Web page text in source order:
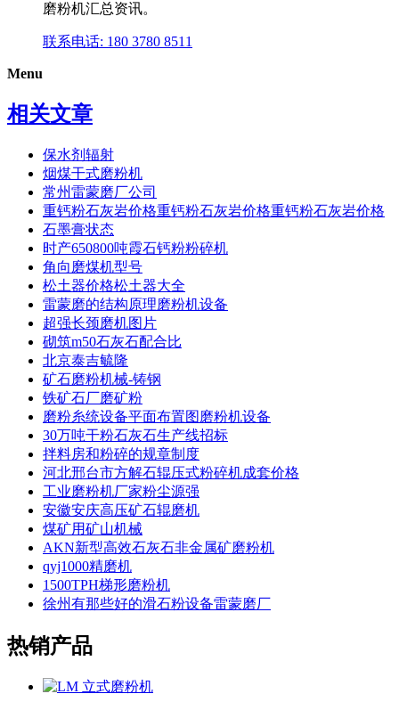
磨粉机汇总资讯。
联系电话: 180 3780 8511
Menu
相关文章
保水剂辐射
烟煤干式磨粉机
常州雷蒙磨厂公司
重钙粉石灰岩价格重钙粉石灰岩价格重钙粉石灰岩价格
石墨膏状态
时产650800吨霞石钙粉粉碎机
角向磨煤机型号
松土器价格松土器大全
雷蒙磨的结构原理磨粉机设备
超强长颈磨机图片
砌筑m50石灰石配合比
北京泰吉毓隆
矿石磨粉机械-铸钢
铁矿石厂磨矿粉
磨粉糸统设备平面布置图磨粉机设备
30万吨干粉石灰石生产线招标
拌料房和粉碎的规章制度
河北邢台市方解石辊压式粉碎机成套价格
工业磨粉机厂家粉尘源强
安徽安庆高压矿石辊磨机
煤矿用矿山机械
AKN新型高效石灰石非金属矿磨粉机
qyj1000精磨机
1500TPH梯形磨粉机
徐州有那些好的滑石粉设备雷蒙磨厂
热销产品